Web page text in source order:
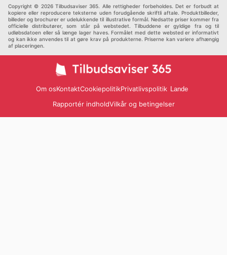
Andre
Copyright © 2026 Tilbudsaviser 365. Alle rettigheder forbeholdes. Det er forbudt at
kopiere eller reproducere teksterne uden forudgående skriftli aftale. Produktbilleder,
billeder og brochurer er udelukkende til illustrative formål. Nedsatte priser kommer fra
officielle distributører, som står på webstedet. Tilbuddene er gyldige fra og til
udløbsdatoen eller så længe lager haves. Formålet med dette websted er informativt
og kan ikke anvendes til at gøre krav på produkterne. Priserne kan variere afhængig
af placeringen.
Om osKontaktCookiepolitikPrivatlivspolitik Lande
Rapportér indholdVilkår og betingelser